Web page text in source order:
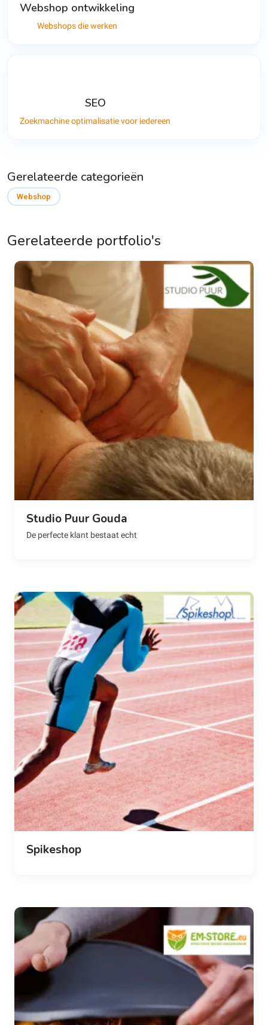
Webshop ontwikkeling
Webshops die werken
SEO
Zoekmachine optimalisatie voor iedereen
Gerelateerde categorieën
Webshop
Gerelateerde portfolio's
Studio Puur Gouda
De perfecte klant bestaat echt
Spikeshop